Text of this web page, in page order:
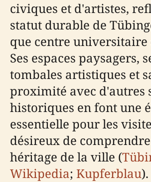
civiques et d'artistes,
statut durable de
que centre universitaire
Ses espaces paysagers,
tombales artistiques et
proximité avec d'autres
historiques en font une
essentielle pour les
désireux de
héritage de la ville (
Wikipedia; Kupferblau).